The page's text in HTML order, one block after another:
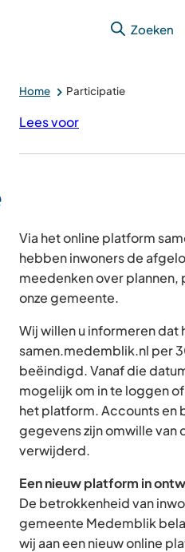
Zoeken
Home Participatie
Lees voor
Via het online platform
hebben inwoners de
meedenken over
onze gemeente.
Wij willen u informeren dat
samen.medemblik.nl per
beëindigd. Vanaf die
mogelijk om in te loggen
het platform. Accounts en
gegevens zijn omwille van
verwijderd.
Een nieuw platform in
De betrokkenheid van
gemeente Medemblik
wij aan een nieuw online